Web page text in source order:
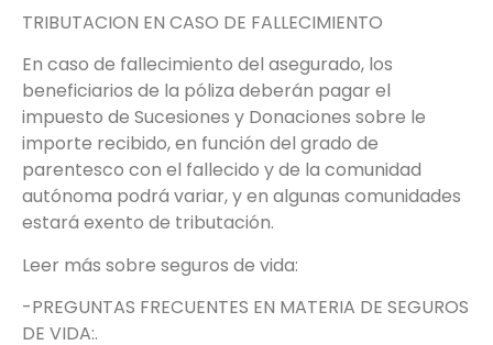
TRIBUTACION EN CASO DE FALLECIMIENTO
En caso de fallecimiento del asegurado, los
beneficiarios de la póliza deberán pagar el
impuesto de Sucesiones y Donaciones sobre le
importe recibido, en función del grado de
parentesco con el fallecido y de la comunidad
autónoma podrá variar, y en algunas comunidades
estará exento de tributación.
Leer más sobre seguros de vida:
-PREGUNTAS FRECUENTES EN MATERIA DE SEGUROS
DE VIDA:.